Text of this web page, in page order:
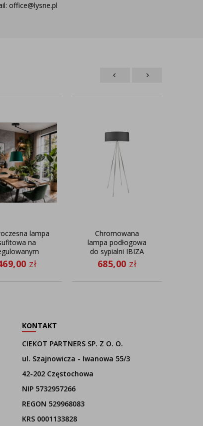
office@lysne.pl
lampa
na
JUMA z
zieleń
zł
Chromowana
lampa podłogowa
do sypialni IBIZA
685,00 zł
KONTAKT
CIEKOT PARTNERS SP. Z O. O.
ul. Szajnowicza - Iwanowa 55/3
42-202 Częstochowa
NIP 5732957266
REGON 529968083
KRS 0001133828